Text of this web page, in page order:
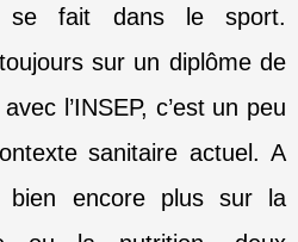
fait dans le sport.
sur un diplôme de
l’INSEP, c’est un peu
sanitaire actuel. A
bien encore plus sur la